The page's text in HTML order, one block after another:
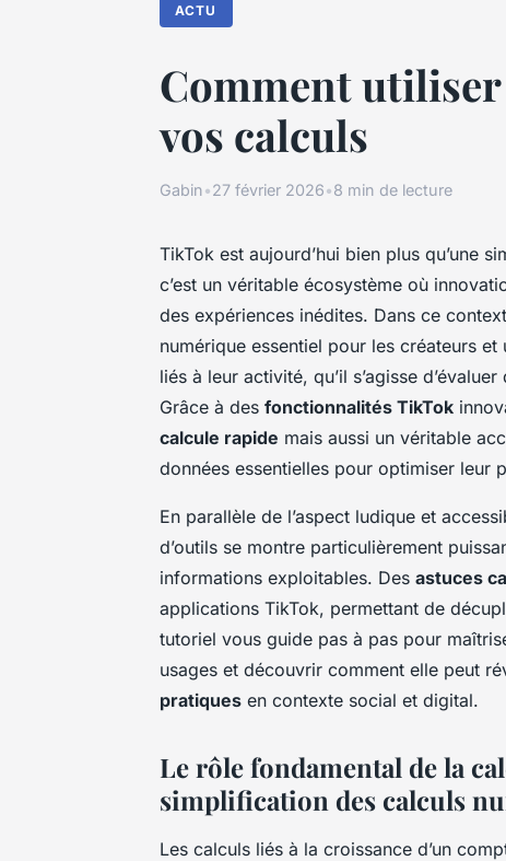
ACTU
Comment
vos calculs
Gabin•27 février 2026•8 min de lecture
TikTok est aujourd’hui bien plus qu’une
c’est un véritable écosystème où
des expériences inédites. Dans ce
numérique essentiel pour les créateurs et
liés à leur activité, qu’il s’agisse
Grâce à des fonctionnalités TikTok
calcule rapide mais aussi un véritable
données essentielles pour optimiser leur
En parallèle de l’aspect ludique et
d’outils se montre particulièrement
informations exploitables. Des astuces
applications TikTok, permettant de
tutoriel vous guide pas à pas pour
usages et découvrir comment elle peut
pratiques en contexte social et digital.
Le rôle fondamental de la
simplification des calculs
Les calculs liés à la croissance d’un